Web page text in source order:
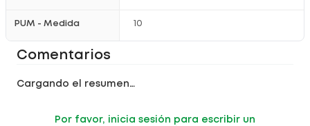
PUM - Medida 10
Comentarios
Cargando el resumen…
Por favor, inicia sesión para escribir un